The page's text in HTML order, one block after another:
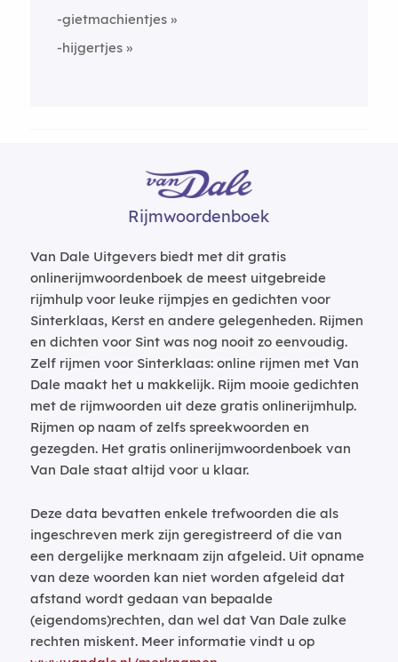
-gietmachientjes
-hijgertjes
Rijmwoordenboek
Van Dale Uitgevers biedt met dit gratis
onlinerijmwoordenboek de meest uitgebreide
rijmhulp voor leuke rijmpjes en gedichten voor
Sinterklaas, Kerst en andere gelegenheden. Rijmen
en dichten voor Sint was nog nooit zo eenvoudig.
Zelf rijmen voor Sinterklaas: online rijmen met Van
Dale maakt het u makkelijk. Rijm mooie gedichten
met de rijmwoorden uit deze gratis onlinerijmhulp.
Rijmen op naam of zelfs spreekwoorden en
gezegden. Het gratis onlinerijmwoordenboek van
Van Dale staat altijd voor u klaar.
Deze data bevatten enkele trefwoorden die als
ingeschreven merk zijn geregistreerd of die van
een dergelijke merknaam zijn afgeleid. Uit opname
van deze woorden kan niet worden afgeleid dat
afstand wordt gedaan van bepaalde
(eigendoms)rechten, dan wel dat Van Dale zulke
rechten miskent. Meer informatie vindt u op